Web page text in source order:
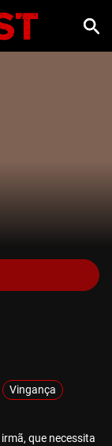
Vingança
que necessita